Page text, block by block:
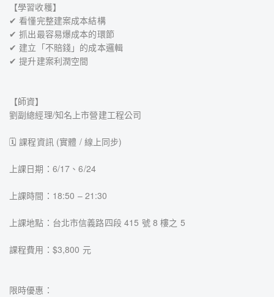
【學習收穫】
✔ 看懂完整建案成本結構
✔ 抓出最容易爆成本的環節
✔ 建立「不賠錢」的成本邏輯
✔ 提升建案利潤空間
【師資】
劉副總經理/知名上市營建工程公司
🗓️ 課程資訊 (實體 / 線上同步)
上課日期：6/17、6/24
上課時間：18:50 – 21:30
上課地點：台北市信義路四段 415 號 8 樓之 5
課程費用：$3,800 元
限時優惠：